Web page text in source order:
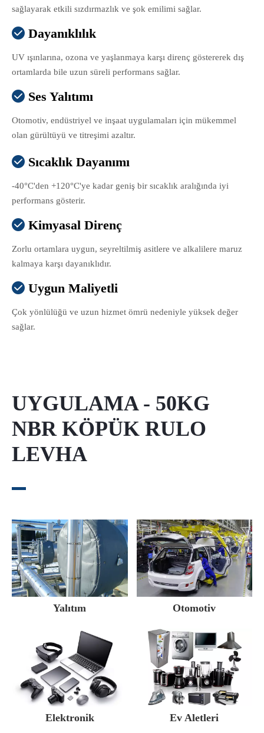
sağlayarak etkili sızdırmazlık ve şok emilimi sağlar.
 Dayanıklılık
UV ışınlarına, ozona ve yaşlanmaya karşı direnç göstererek dış
ortamlarda bile uzun süreli performans sağlar.
 Ses Yalıtımı
Otomotiv, endüstriyel ve inşaat uygulamaları için mükemmel
olan gürültüyü ve titreşimi azaltır.
 Sıcaklık Dayanımı
-40°C'den +120°C'ye kadar geniş bir sıcaklık aralığında iyi
performans gösterir.
 Kimyasal Direnç
Zorlu ortamlara uygun, seyreltilmiş asitlere ve alkalilere maruz
kalmaya karşı dayanıklıdır.
 Uygun Maliyetli
Çok yönlülüğü ve uzun hizmet ömrü nedeniyle yüksek değer
sağlar.
UYGULAMA - 50KG
NBR KÖPÜK RULO
LEVHA
Yalıtım Otomotiv
Elektronik Ev Aletleri